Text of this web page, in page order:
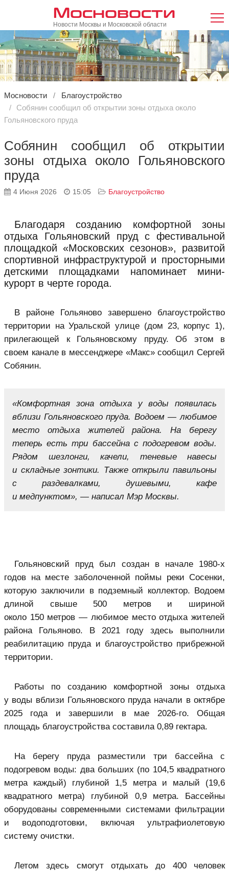
Мосновости
Новости Москвы и Московской области
Мосновости
Благоустройство
Собянин сообщил об открытии зоны отдыха около
Гольяновского пруда
Собянин сообщил об открытии
зоны отдыха около Гольяновского
пруда
4 Июня 2026 15:05 Благоустройство
Благодаря созданию комфортной зоны
отдыха Гольяновский пруд с фестивальной
площадкой «Московских сезонов», развитой
спортивной инфраструктурой и просторными
детскими площадками напоминает мини-
курорт в черте города.
В районе Гольяново завершено благоустройство
территории на Уральской улице (дом 23, корпус 1),
прилегающей к Гольяновскому пруду. Об этом в
своем канале в мессенджере «Макс» сообщил Сергей
Собянин.
«Комфортная зона отдыха у воды появилась
вблизи Гольяновского пруда. Водоем — любимое
место отдыха жителей района. На берегу
теперь есть три бассейна с подогревом воды.
Рядом шезлонги, качели, теневые навесы
и складные зонтики. Также открыли павильоны
с раздевалками, душевыми, кафе
и медпунктом», — написал Мэр Москвы.
Гольяновский пруд был создан в начале 1980-х
годов на месте заболоченной поймы реки Сосенки,
которую заключили в подземный коллектор. Водоем
длиной свыше 500 метров и шириной
около 150 метров — любимое место отдыха жителей
района Гольяново. В 2021 году здесь выполнили
реабилитацию пруда и благоустройство прибрежной
территории.
Работы по созданию комфортной зоны отдыха
у воды вблизи Гольяновского пруда начали в октябре
2025 года и завершили в мае 2026-го. Общая
площадь благоустройства составила 0,89 гектара.
На берегу пруда разместили три бассейна с
подогревом воды: два больших (по 104,5 квадратного
метра каждый) глубиной 1,5 метра и малый (19,6
квадратного метра) глубиной 0,9 метра. Бассейны
оборудованы современными системами фильтрации
и водоподготовки, включая ультрафиолетовую
систему очистки.
Летом здесь смогут отдыхать до 400 человек